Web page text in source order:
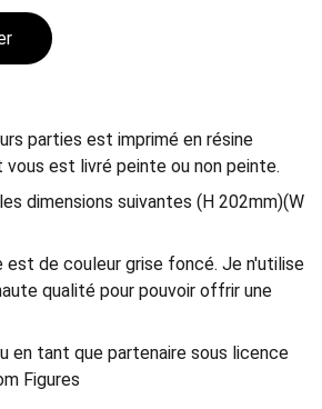
parties est imprimé en résine
vous est livré peinte ou non peinte.
dimensions suivantes (H 202mm)(W
est de couleur grise foncé. Je n'utilise
qualité pour pouvoir offrir une
en tant que partenaire sous licence
Figures